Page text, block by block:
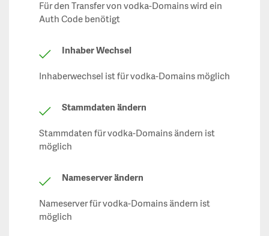
Für den Transfer von vodka-Domains wird ein
Auth Code benötigt
Inhaber Wechsel
Inhaberwechsel ist für vodka-Domains möglich
Stammdaten ändern
Stammdaten für vodka-Domains ändern ist
möglich
Nameserver ändern
Nameserver für vodka-Domains ändern ist
möglich